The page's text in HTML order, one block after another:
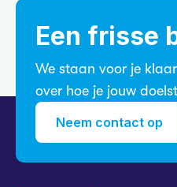
Een frisse
We staan voor je
over hoe je jouw
Neem contact op